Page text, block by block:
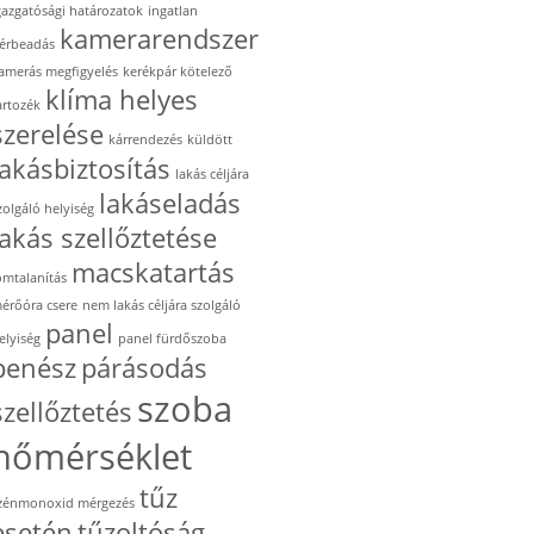
határozatok ingatlan
kamerarendszer
megfigyelés kerékpár kötelező
klíma helyes
kárrendezés küldött
lakás céljára
helyiség lakáseladás
szellőztetése
macskatartás
csere nem lakás céljára szolgáló
panel panel fürdőszoba
párásodás
szoba
mérgezés tűz